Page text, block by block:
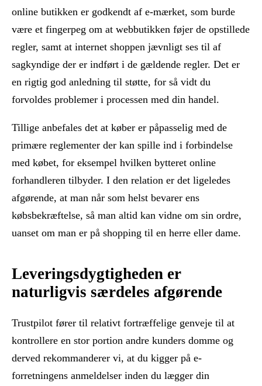
online butikken er godkendt af e-mærket, som burde
være et fingerpeg om at webbutikken føjer de opstillede
regler, samt at internet shoppen jævnligt ses til af
sagkyndige der er indført i de gældende regler. Det er
en rigtig god anledning til støtte, for så vidt du
forvoldes problemer i processen med din handel.
Tillige anbefales det at køber er påpasselig med de
primære reglementer der kan spille ind i forbindelse
med købet, for eksempel hvilken bytteret online
forhandleren tilbyder. I den relation er det ligeledes
afgørende, at man når som helst bevarer ens
købsbekræftelse, så man altid kan vidne om sin ordre,
uanset om man er på shopping til en herre eller dame.
Leveringsdygtigheden er
naturligvis særdeles afgørende
Trustpilot fører til relativt fortræffelige genveje til at
kontrollere en stor portion andre kunders domme og
derved rekommanderer vi, at du kigger på e-
forretningens anmeldelser inden du lægger din